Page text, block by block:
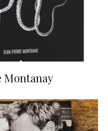
Montanay